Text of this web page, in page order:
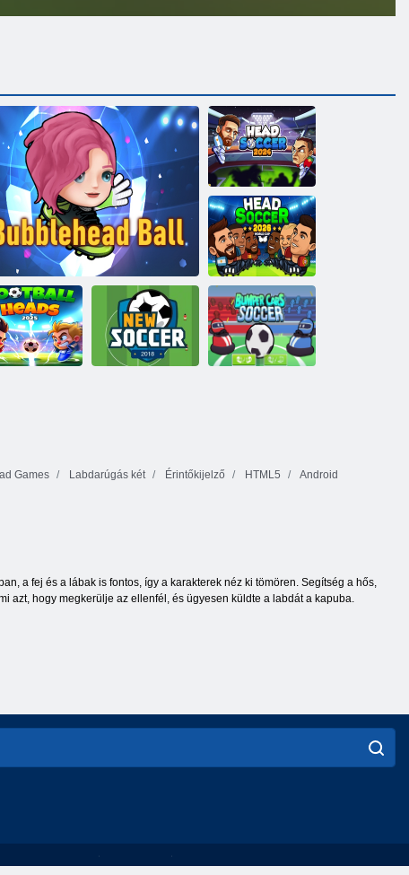
Head Soccer
2024
Head Soccer
2026 Világkupa
Games Labdarúgás két Érintőkijelző HTML5
Android
a fej és a lábak is fontos, így a karakterek néz ki tömören. Segítség a hős,
azt, hogy megkerülje az ellenfél, és ügyesen küldte a labdát a kapuba.